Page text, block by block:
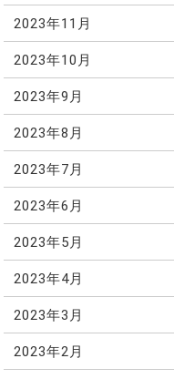
2023年11月
2023年10月
2023年9月
2023年8月
2023年7月
2023年6月
2023年5月
2023年4月
2023年3月
2023年2月